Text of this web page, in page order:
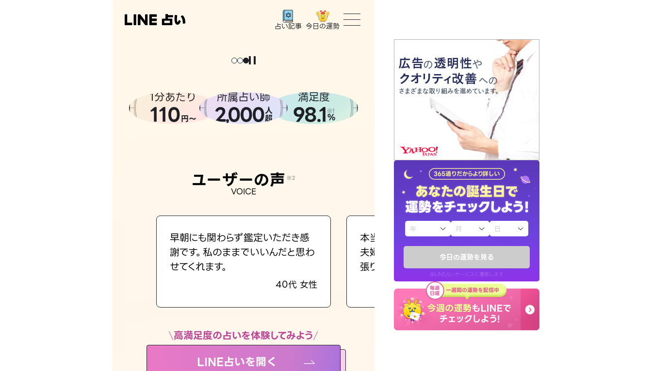
今日の運勢を見る
※LINE占いサービスに遷移します
占い記事 今日の運勢
トップ
ユーザーの声
占いの流れ
おすすめの占い師
よくある質問
えもじの子（占）12星座占い
お知らせ
1分あたり
110円〜
所属占い師
2,000人
超
満足度
98.1 ※1
%
ユーザーの声 ※2
VOICE
早朝にも関わらず鑑定いただき感
謝です。私のままでいいんだと思わ
せてくれます。
40代 女性
本当に相談してよかったです。今は
夫婦で乗り越える時期ですね。頑
張ります！
30代 女性
高満足度の占いを体験してみよう
LINE占いを開く